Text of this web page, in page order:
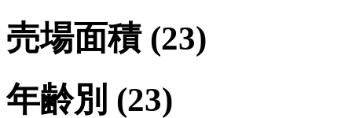
売場面積 (23)
年齢別 (23)